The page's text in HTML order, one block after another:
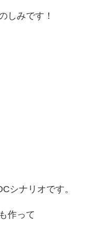
しみです！
シナリオです。
作って